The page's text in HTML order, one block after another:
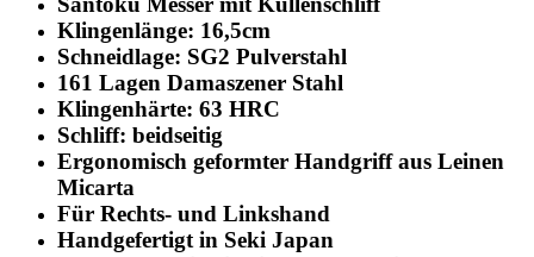
Klingenlänge: 16,5cm
Schneidlage: SG2 Pulverstahl
161 Lagen Damaszener Stahl
Klingenhärte: 63 HRC
Schliff: beidseitig
Ergonomisch geformter Handgriff aus Leinen
Micarta
Für Rechts- und Linkshand
Handgefertigt in Seki Japan